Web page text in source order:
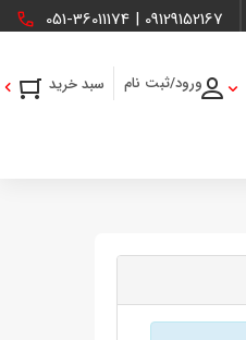
09129152167
|
051-36011174
ورود/ثبت نام